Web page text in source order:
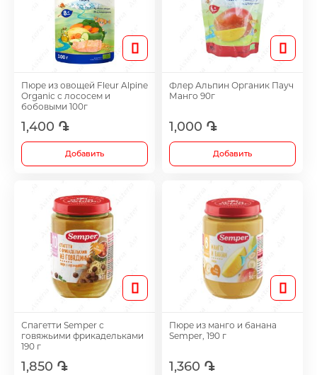
Diabetes Treatment Tablets
Vitamins for Children
Footh Care
Antidepressants
Все
Пюре из овощей Fleur Alpine
Organic с лососем и
бобовыми 100г
1,400 ֏
Добавить
Флер Альпин Органик Пауч
Манго 90г
1,000 ֏
Добавить
Спагетти Semper с
говяжьими фрикадельками
190 г
1,850 ֏
Пюре из манго и банана
Semper, 190 г
1,360 ֏